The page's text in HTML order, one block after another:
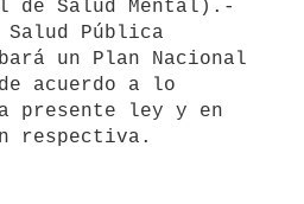
Pública
un Plan Nacional
acuerdo a lo
presente ley y en